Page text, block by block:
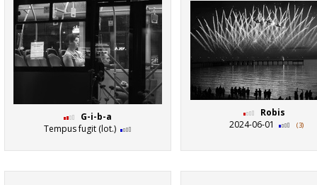
G-i-b-a
Tempus fugit (lot.)
Robis
2024-06-01
(3)